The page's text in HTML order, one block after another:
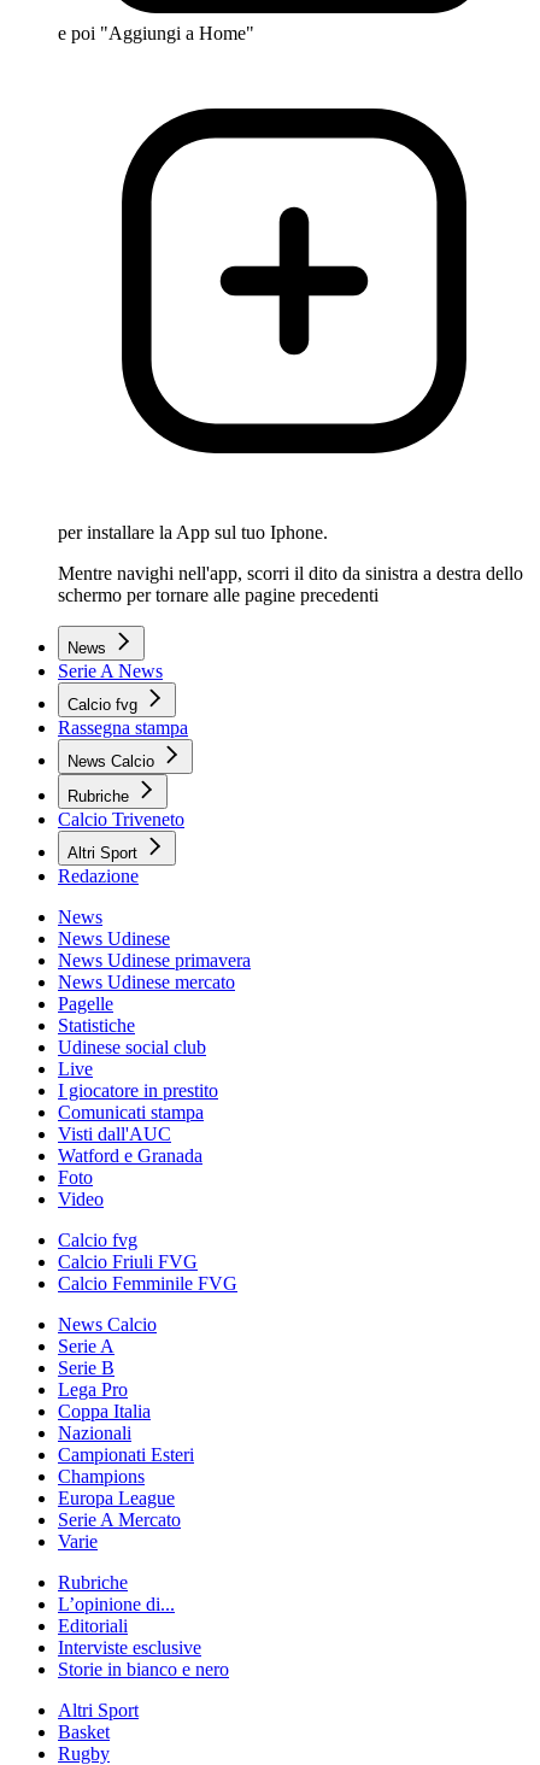
e poi "Aggiungi a Home"
per installare la App sul tuo Iphone.
Mentre navighi nell'app, scorri il dito da sinistra a destra dello
schermo per tornare alle pagine precedenti
News
Serie A News
Calcio fvg
Rassegna stampa
News Calcio
Rubriche
Calcio Triveneto
Altri Sport
Redazione
News
News Udinese
News Udinese primavera
News Udinese mercato
Pagelle
Statistiche
Udinese social club
Live
I giocatore in prestito
Comunicati stampa
Visti dall'AUC
Watford e Granada
Foto
Video
Calcio fvg
Calcio Friuli FVG
Calcio Femminile FVG
News Calcio
Serie A
Serie B
Lega Pro
Coppa Italia
Nazionali
Campionati Esteri
Champions
Europa League
Serie A Mercato
Varie
Rubriche
L’opinione di...
Editoriali
Interviste esclusive
Storie in bianco e nero
Altri Sport
Basket
Rugby